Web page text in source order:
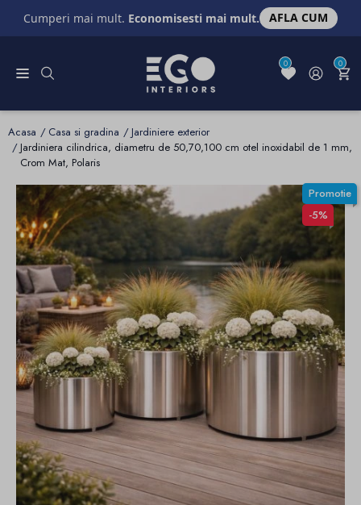
Cumperi mai mult. Economisesti mai mult. AFLA CUM
0 0
Acasa Casa si gradina
Jardiniere exterior
Jardiniera cilindrica, diametru de 50,70,100 cm otel inoxidabil de 1 mm,
Crom Mat, Polaris
Promotie
-5%